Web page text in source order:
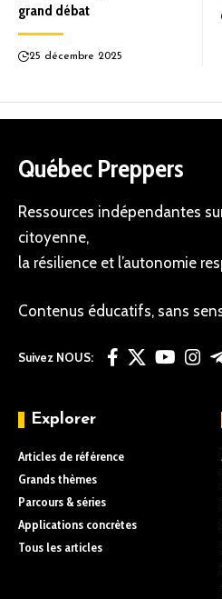
grand débat
25 décembre 2025
Québec Preppers
Ressources indépendantes
citoyenne,
la résilience et l’autonomie
Contenus éducatifs, sans
Suivez NOUS:
Explorer
Articles de référence
Grands thèmes
Parcours & séries
Applications concrètes
Tous les articles